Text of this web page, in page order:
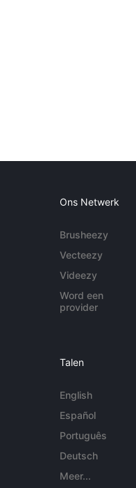
Ons Netwerk
Brusheezy
Vecteezy
Videezy
Word een
provider
Talen
English
Español
Português
Deutsch
Meer...